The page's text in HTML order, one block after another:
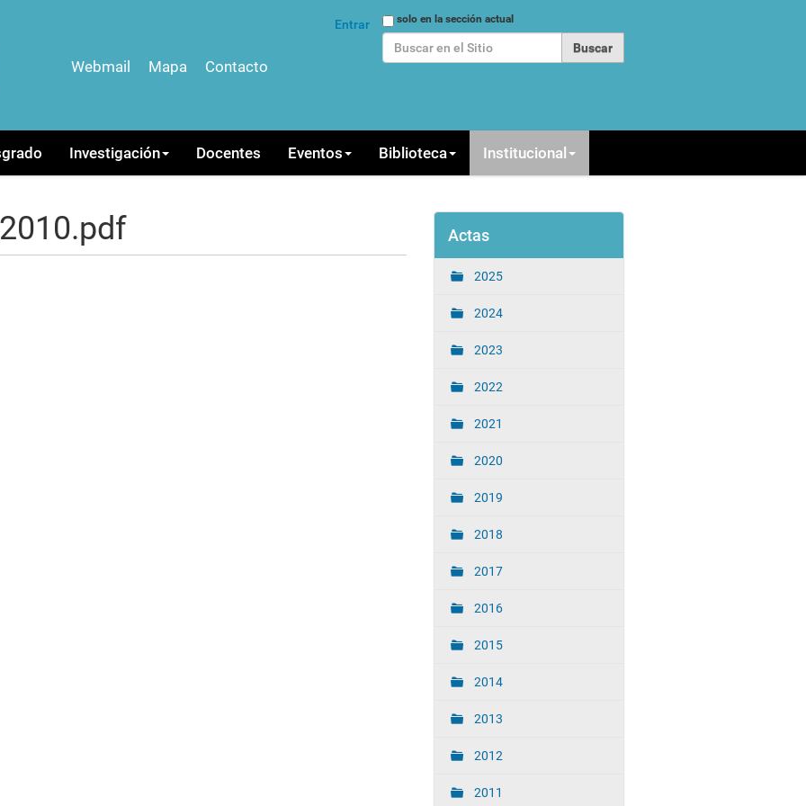
Buscarsolo en la sección actual
Entrar
Webmail Mapa Contacto
Investigación Docentes Eventos Biblioteca Institucional
Actas
2025
2024
2023
2022
2021
2020
2019
2018
2017
2016
2015
2014
2013
2012
2011